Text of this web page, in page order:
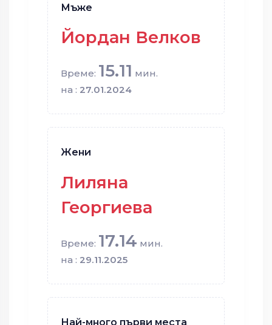
Мъже
Йордан Велков
Време: 15.11 мин.
на : 27.01.2024
Жени
Лиляна
Георгиева
Време: 17.14 мин.
на : 29.11.2025
Най-много първи места